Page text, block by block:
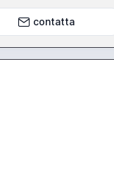
contatta